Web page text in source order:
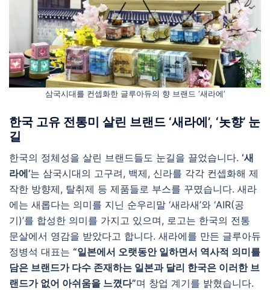
삼국시대를 컨셉화한 글루아듀의 향 브랜드 ‘새라에’
한국 고유 전통미 살린 브랜드 ‘새라에’, ‘놋향’ 눈
길
한국의 정체성을 살린 브랜드들도 눈길을 끌었습니다. ‘새
라에’는 삼국시대의 고구려, 백제, 신라를 각각 컨셉화해 제
작한 방향제, 탈취제 등 제품들로 부스를 꾸몄습니다. 새라
에는 새롭다는 의미를 지닌 순우리말 ‘새라새’와 ‘AIR(공
기)’를 합성한 의미를 가지고 있으며, 로고는 한국의 전통
문살에서 영감을 받았다고 합니다. 새라에를 만든 글루아듀
정병석 대표는 “일본에서 오랫동안 일하면서 역사적 의미를
담은 브랜드가 다수 존재하는 일본과 달리 한국은 이러한 브
랜드가 없어 아쉬움을 느꼈다”며 창업 계기를 밝혔습니다.